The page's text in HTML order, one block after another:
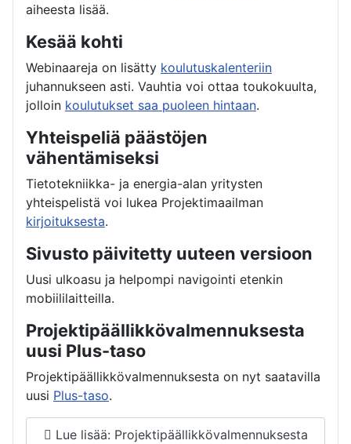
aiheesta lisää.
Kesää kohti
Webinaareja on lisätty koulutuskalenteriin
juhannukseen asti. Vauhtia voi ottaa toukokuulta,
jolloin koulutukset saa puoleen hintaan.
Yhteispeliä päästöjen
vähentämiseksi
Tietotekniikka- ja energia-alan yritysten
yhteispelistä voi lukea Projektimaailman
kirjoituksesta.
Sivusto päivitetty uuteen versioon
Uusi ulkoasu ja helpompi navigointi etenkin
mobiililaitteilla.
Projektipäällikkövalmennuksesta
uusi Plus-taso
Projektipäällikkövalmennuksesta on nyt saatavilla
uusi Plus-taso.
Lue lisää: Projektipäällikkövalmennuksesta